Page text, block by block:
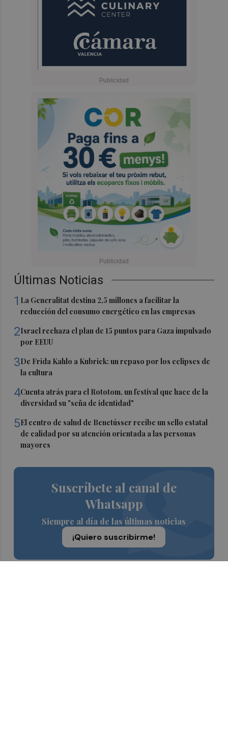
Últimas Noticias
1 La Generalitat destina 2,5 millones a facilitar la
reducción del consumo energético en las empresas
2Israel rechaza el plan de 15 puntos para Gaza impulsado
por EEUU
3De Frida Kahlo a Kubrick: un repaso por los eclipses de
la cultura
4Cuenta atrás para el Rototom, un festival que hace de la
diversidad su "seña de identidad"
5El centro de salud de Benetússer recibe un sello estatal
de calidad por su atención orientada a las personas
mayores
Suscríbete al canal de
Whatsapp
Siempre al día de las últimas noticias
¡Quiero suscribirme!